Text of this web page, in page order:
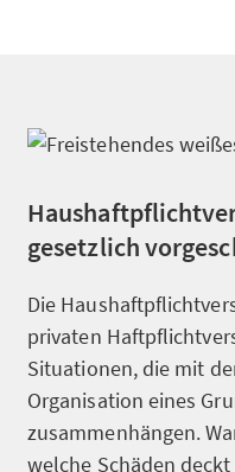
gesetzlich
Die
privaten
Situationen, die mit
Organisation eines
zusammenhängen.
welche Schäden deckt